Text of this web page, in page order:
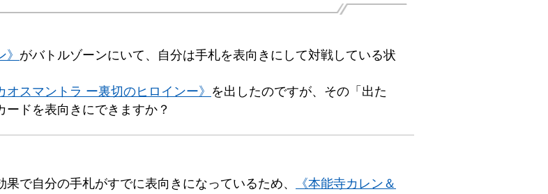
がバトルゾーンにいて、自分は手札を表向きにして対戦している状
オスマントラ ー裏切のヒロインー》 を出したのですが、その「出た
ドを表向きにできますか？
果で自分の手札がすでに表向きになっているため、
《本能寺カレン＆